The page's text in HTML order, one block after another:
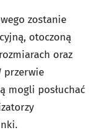
zostanie
otoczoną
oraz
przerwie
mogli posłuchać